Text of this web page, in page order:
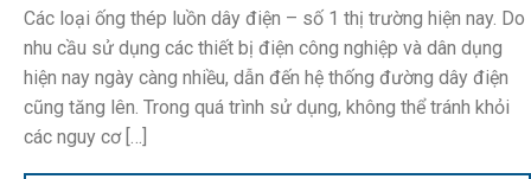
Các loại ống thép luồn dây điện – số 1 thị trường hiện nay. Do
nhu cầu sử dụng các thiết bị điện công nghiệp và dân dụng
hiện nay ngày càng nhiều, dẫn đến hệ thống đường dây điện
cũng tăng lên. Trong quá trình sử dụng, không thể tránh khỏi
các nguy cơ […]